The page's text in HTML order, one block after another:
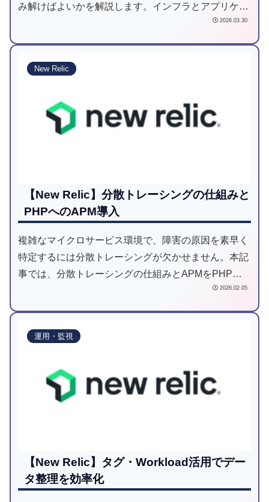
み解けばよいかを解説します。インフラとアプリケー
ション双方の状態を理解し、問題の早期発見や性能改
2026.03.30
New Relic
【New Relic】分散トレーシングの仕組みと
PHPへのAPM導入
複雑なマイクロサービス環境で、障害の原因を素早く
特定するには分散トレーシングが欠かせません。本記
事では、分散トレーシングの仕組みとAPMをPHPア
2026.02.05
運用・監視
【New Relic】タグ・Workload活用でデー
タ整理を効率化